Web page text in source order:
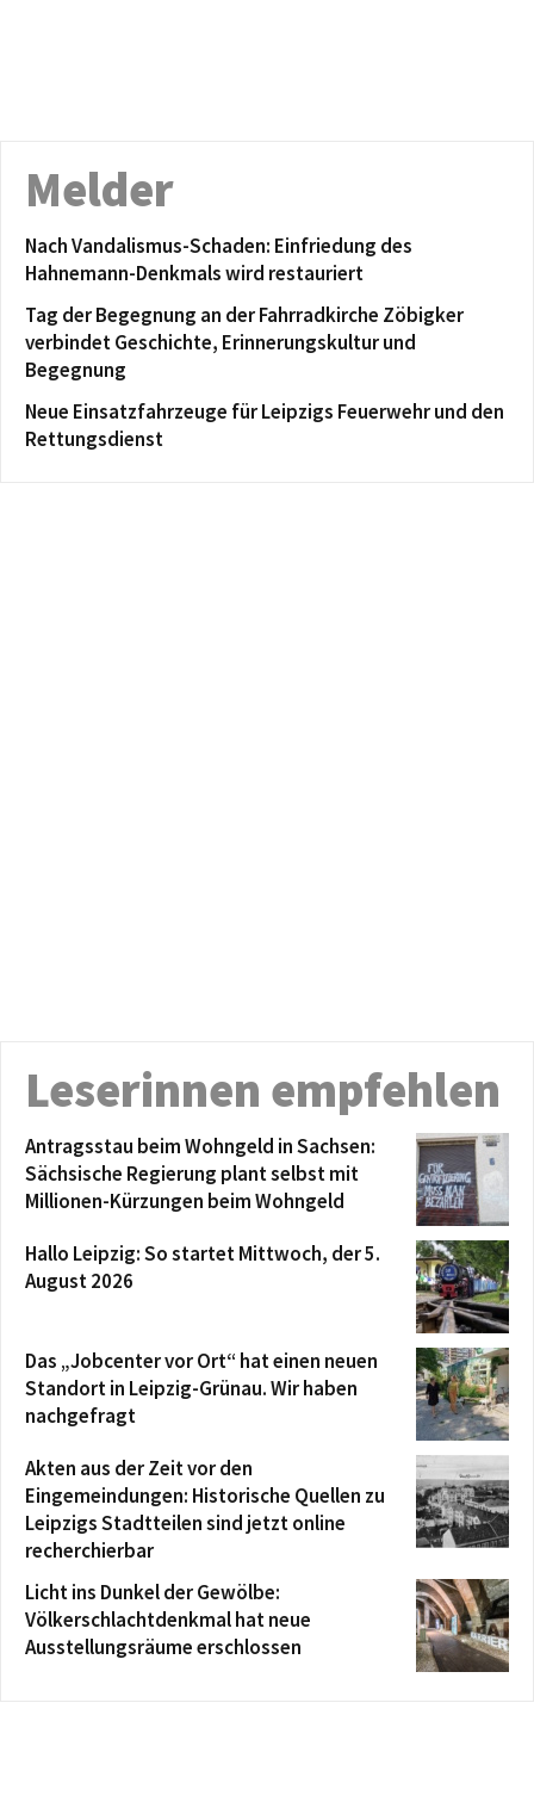
Melder
Nach Vandalismus-Schaden: Einfriedung des
Hahnemann-Denkmals wird restauriert
Tag der Begegnung an der Fahrradkirche Zöbigker
verbindet Geschichte, Erinnerungskultur und
Begegnung
Neue Einsatzfahrzeuge für Leipzigs Feuerwehr und den
Rettungsdienst
Leserinnen empfehlen
Antragsstau beim Wohngeld in Sachsen:
Sächsische Regierung plant selbst mit
Millionen-Kürzungen beim Wohngeld
Hallo Leipzig: So startet Mittwoch, der 5.
August 2026
Das „Jobcenter vor Ort“ hat einen neuen
Standort in Leipzig-Grünau. Wir haben
nachgefragt
Akten aus der Zeit vor den
Eingemeindungen: Historische Quellen zu
Leipzigs Stadtteilen sind jetzt online
recherchierbar
Licht ins Dunkel der Gewölbe:
Völkerschlachtdenkmal hat neue
Ausstellungsräume erschlossen